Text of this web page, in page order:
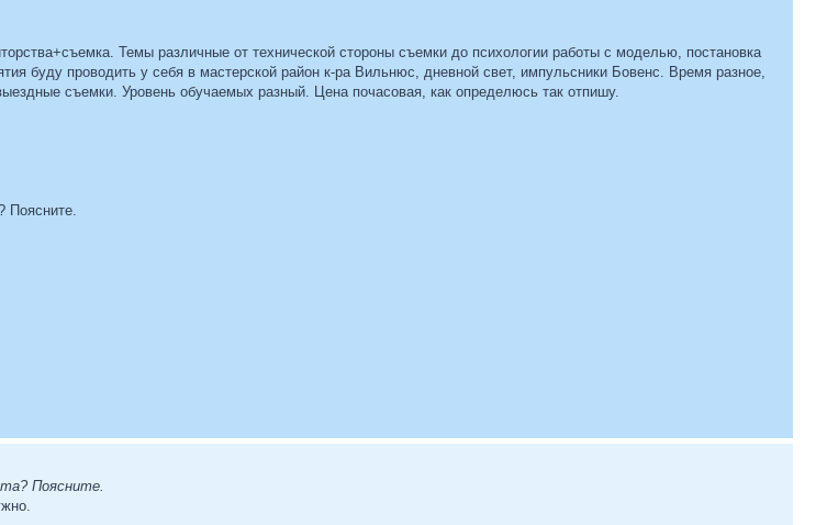
Темы различные от технической стороны съемки до психологии работы с моделью, постановка
буду проводить у себя в мастерской район к-ра Вильнюс, дневной свет, импульсники Бовенс. Время разное,
съемки. Уровень обучаемых разный. Цена почасовая, как определюсь так отпишу.
Поясните.
Поясните.